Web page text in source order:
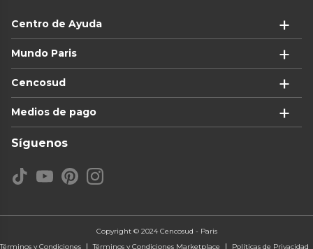
Centro de Ayuda
Mundo Paris
Cencosud
Medios de pago
Síguenos
Copyright © 2024 Cencosud - Paris
Términos y Condiciones
Términos y Condiciones Marketplace Políticas de Privacidad